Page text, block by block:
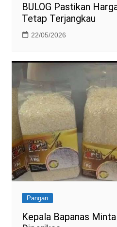
BULOG Pastikan
Tetap Terjangkau
22/05/2026
Pangan
Kepala Bapanas